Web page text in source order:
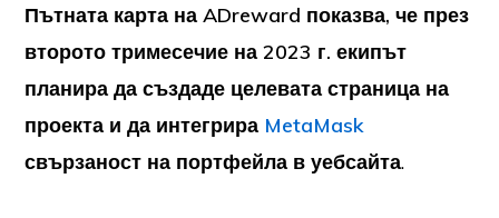
Пътната карта на ADreward показва, че през
второто тримесечие на 2023 г. екипът
планира да създаде целевата страница на
проекта и да интегрира MetaMask
свързаност на портфейла в уебсайта.